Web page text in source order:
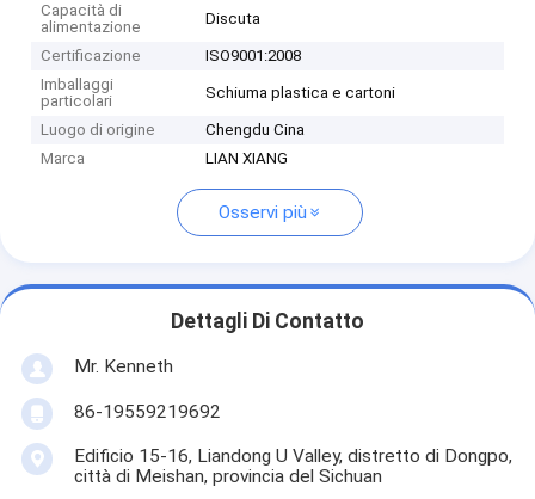
Capacità di
alimentazione
Discuta
Certificazione
ISO9001:2008
Imballaggi
particolari
Schiuma plastica e cartoni
Luogo di origine
Chengdu Cina
Marca
LIAN XIANG
Osservi più
Dettagli Di Contatto
Mr. Kenneth
86-19559219692
Edificio 15-16, Liandong U Valley, distretto di Dongpo,
città di Meishan, provincia del Sichuan